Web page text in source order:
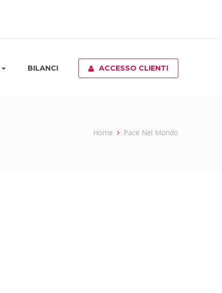
BILANCI ACCESSO CLIENTI
Home Pace Nel Mondo